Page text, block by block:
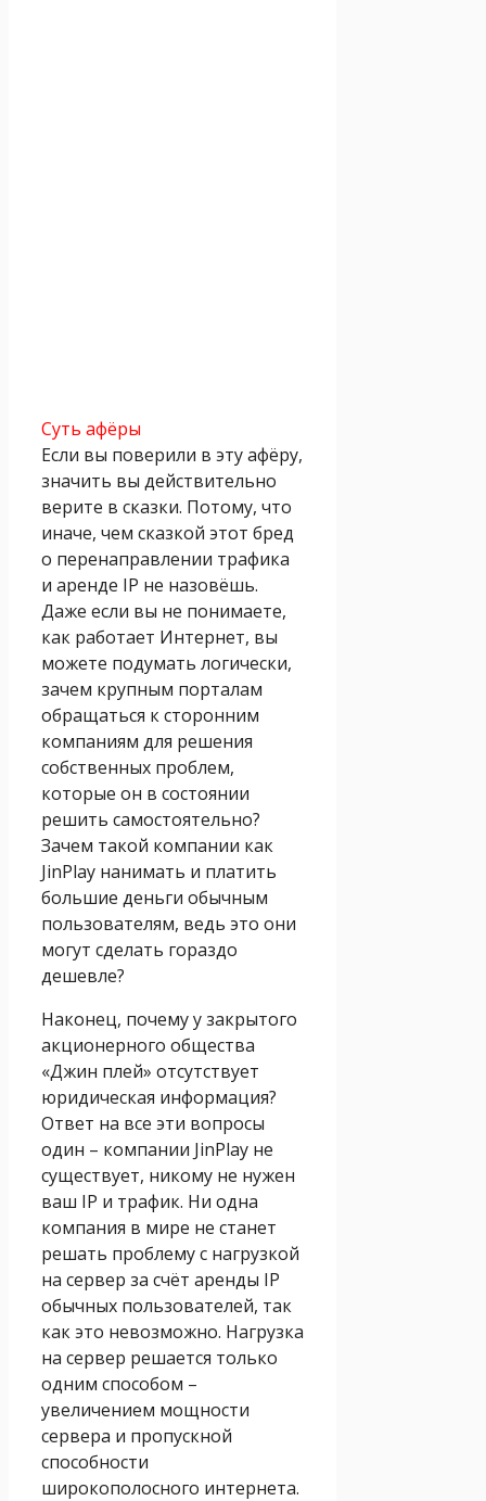
Суть афёры
Если вы поверили в эту афёру,
значить вы действительно
верите в сказки. Потому, что
иначе, чем сказкой этот бред
о перенаправлении трафика
и аренде IP не назовёшь.
Даже если вы не понимаете,
как работает Интернет, вы
можете подумать логически,
зачем крупным порталам
обращаться к сторонним
компаниям для решения
собственных проблем,
которые он в состоянии
решить самостоятельно?
Зачем такой компании как
JinPlay нанимать и платить
большие деньги обычным
пользователям, ведь это они
могут сделать гораздо
дешевле?
Наконец, почему у закрытого
акционерного общества
«Джин плей» отсутствует
юридическая информация?
Ответ на все эти вопросы
один – компании JinPlay не
существует, никому не нужен
ваш IP и трафик. Ни одна
компания в мире не станет
решать проблему с нагрузкой
на сервер за счёт аренды IP
обычных пользователей, так
как это невозможно. Нагрузка
на сервер решается только
одним способом –
увеличением мощности
сервера и пропускной
способности
широкополосного интернета.